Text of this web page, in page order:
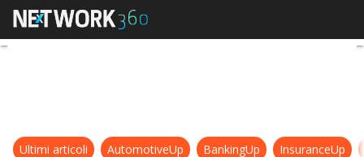
La strategia nazionale di cyber
Ultimi articoli AutomotiveUp BankingUp InsuranceUp